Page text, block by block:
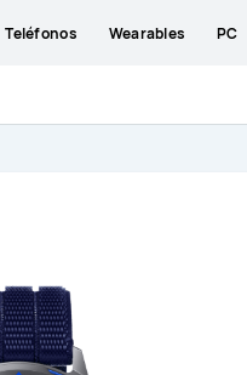
Teléfonos Wearables PC